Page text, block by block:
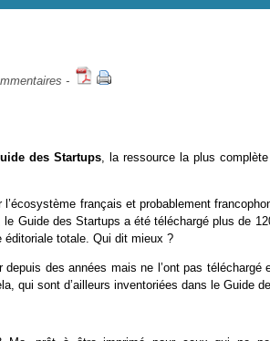
-
des Startups, la ressource la plus
français et probablement
Guide des Startups a été téléchargé plus de
éditoriale totale. Qui dit mieux ?
des années mais ne l’ont pas téléchargé
qui sont d’ailleurs inventoriées dans le Guide